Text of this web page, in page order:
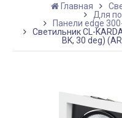
Главная
Для
Панели edge
Светильник CL-
BK, 30 deg)